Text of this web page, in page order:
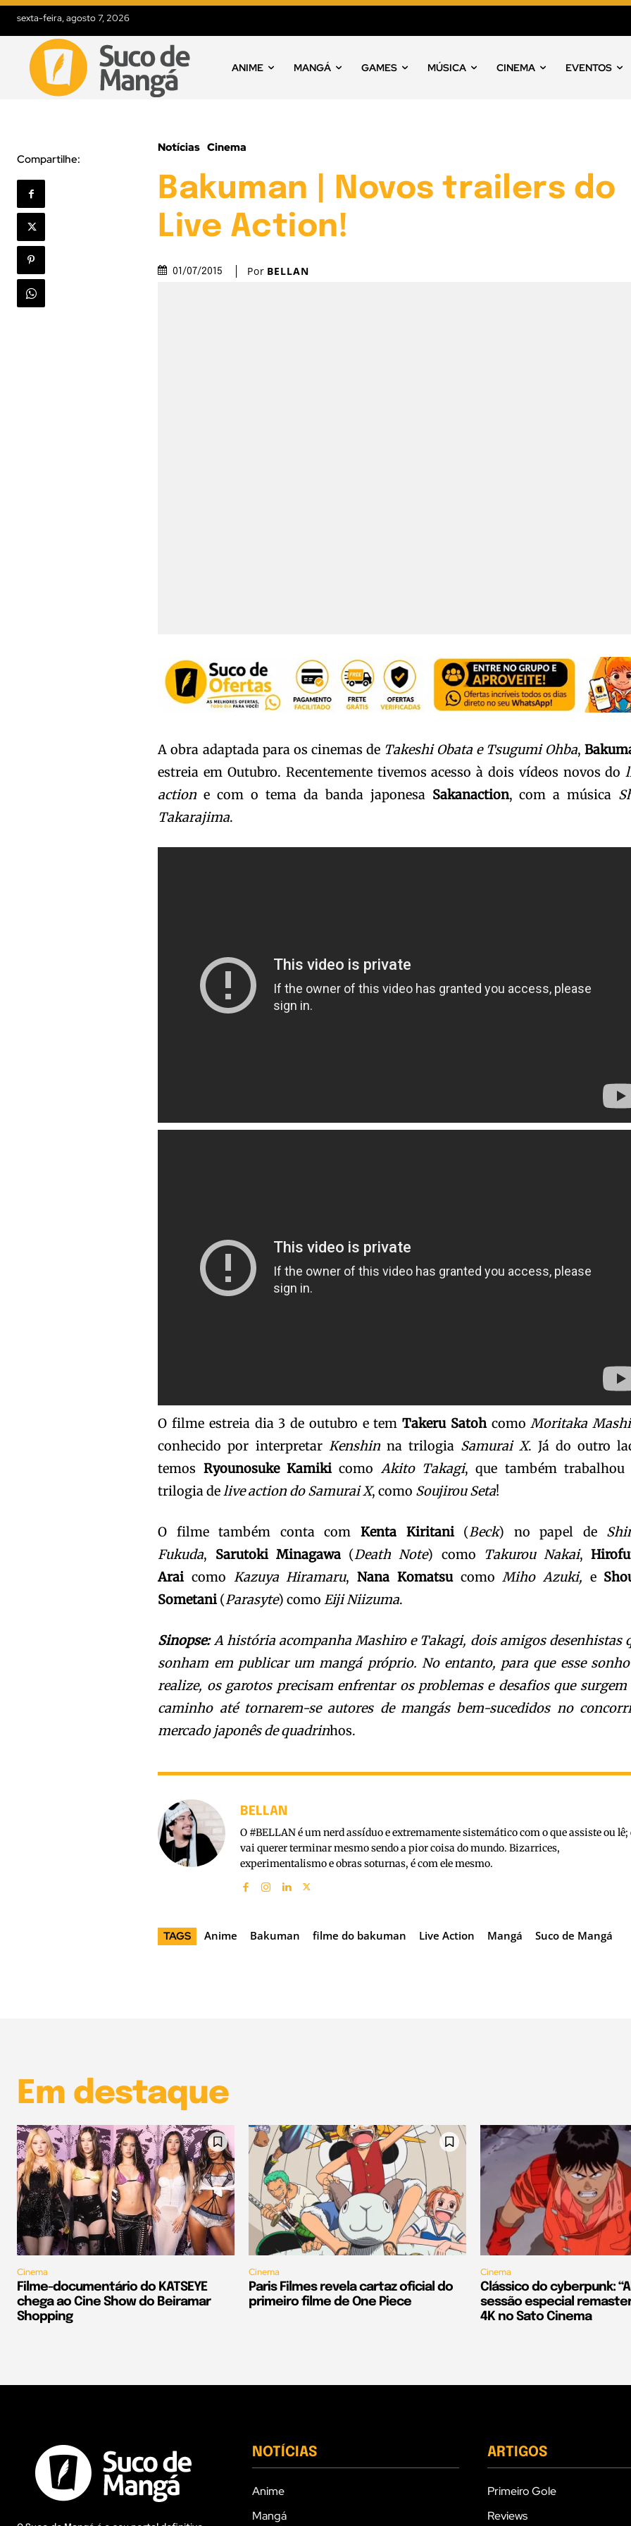
sexta-feira, agosto 7, 2026
ANIME MANGÁ GAMES MÚSICA CINEMA EVENTOS
Compartilhe:
Notícias Cinema
Bakuman | Novos trailers do
Live Action!
01/07/2015 Por BELLAN
A obra adaptada para os cinemas de Takeshi Obata e Tsugumi Ohba,
estreia em Outubro. Recentemente tivemos acesso à dois vídeos novos do
action e com o tema da banda japonesa Sakanaction, com a música
Takarajima.
O filme estreia dia 3 de outubro e tem Takeru SatohcomoMoritaka
conhecido por interpretar Kenshinna trilogia Samurai X. Já do outro
temos Ryounosuke Kamikicomo Akito Takagi, que também trabalhou
trilogia delive action do Samurai X, como Soujirou Seta!
O filme também conta comKenta Kiritani(Beck) no papel de
Fukuda, Sarutoki Minagawa(Death Note) como Takurou Nakai,
Araicomo Kazuya Hiramaru,Nana KomatsucomoMiho Azuki, e
Sometani(Parasyte) comoEiji Niizuma.
Sinopse:A história acompanha Mashiro e Takagi, dois amigos desenhistas
sonham em publicar um mangá próprio. No entanto, para que esse
realize, os garotos precisam enfrentar os problemas e desafios que surgem
caminho até tornarem-se autores de mangás bem-sucedidos no
mercado japonês de quadrinhos.
BELLAN
O #BELLAN é um nerd assíduo e extremamente sistemático com o que assiste ou lê;
vai querer terminar mesmo sendo a pior coisa do mundo. Bizarrices,
experimentalismo e obras soturnas, é com ele mesmo.
TAGS Anime Bakuman filme do bakuman Live Action Mangá Suco de Mangá
Em destaque
Cinema
Filme-documentário do KATSEYE
chega ao Cine Show do Beiramar
Shopping
Cinema
Paris Filmes revela cartaz oficial do
primeiro filme de One Piece
Cinema
Clássico do cyberpunk:
sessão especial
4K no Sato Cinema
NOTÍCIAS
Anime
Mangá
ARTIGOS
Primeiro Gole
Reviews